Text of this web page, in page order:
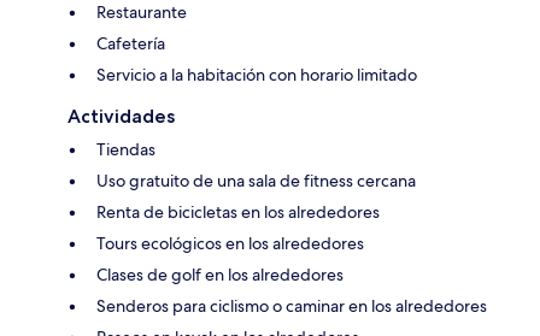
Restaurante
Cafetería
Servicio a la habitación con horario limitado
Actividades
Tiendas
Uso gratuito de una sala de fitness cercana
Renta de bicicletas en los alrededores
Tours ecológicos en los alrededores
Clases de golf en los alrededores
Senderos para ciclismo o caminar en los alrededores